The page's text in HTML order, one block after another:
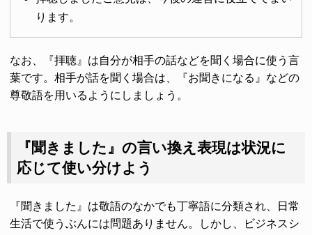
ります。
なお、『拝聴』は自分が相手の話などを聞く場合に使う言
葉です。相手が話を聞く場合は、『お聞きになる』などの
尊敬語を用いるようにしましょう。
『聞きました』の言い換え表現は状況に
応じて使い分けよう
『聞きました』は敬語のなかでも丁寧語に分類され、日常
生活で使うぶんには問題ありません。しかし、ビジネスシ